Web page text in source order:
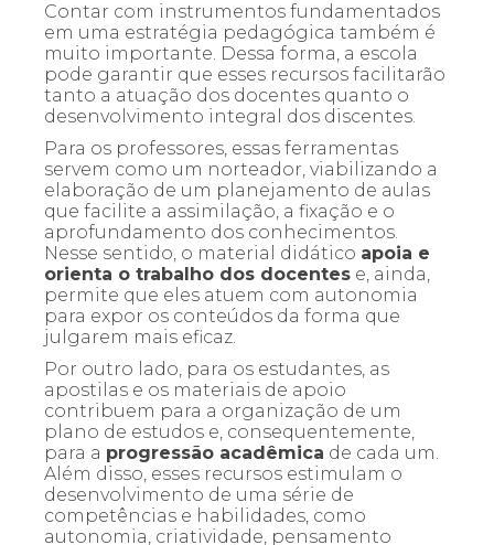
Contar com instrumentos fundamentados
em uma estratégia pedagógica também é
muito importante. Dessa forma, a escola
pode garantir que esses recursos facilitarão
tanto a atuação dos docentes quanto o
desenvolvimento integral dos discentes.
Para os professores, essas ferramentas
servem como um norteador, viabilizando a
elaboração de um planejamento de aulas
que facilite a assimilação, a fixação e o
aprofundamento dos conhecimentos.
Nesse sentido, o material didático apoia e
orienta o trabalho dos docentes e, ainda,
permite que eles atuem com autonomia
para expor os conteúdos da forma que
julgarem mais eficaz.
Por outro lado, para os estudantes, as
apostilas e os materiais de apoio
contribuem para a organização de um
plano de estudos e, consequentemente,
para a progressão acadêmica de cada um.
Além disso, esses recursos estimulam o
desenvolvimento de uma série de
competências e habilidades, como
autonomia, criatividade, pensamento